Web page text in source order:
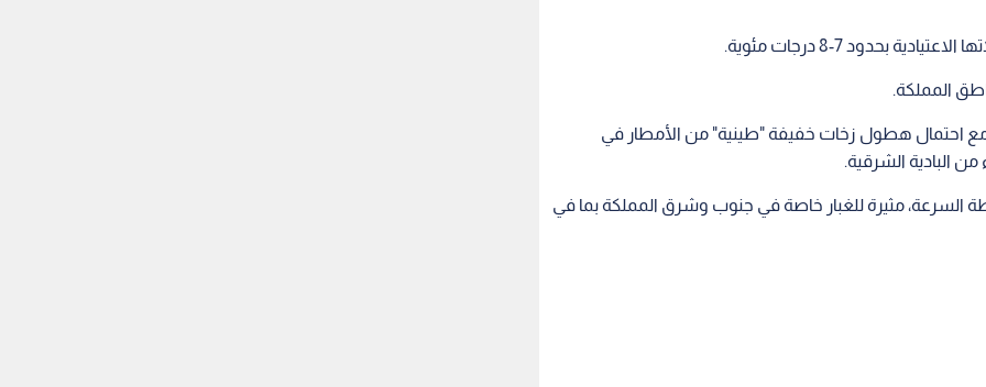
بحدود 7-8 درجات مئوية.
المملكة.
مع احتمال هطول زخات خفيفة "طينية" من الأمطار في
البادية الشرقية.
السرعة، مثيرة للغبار خاصة في جنوب وشرق المملكة بما في